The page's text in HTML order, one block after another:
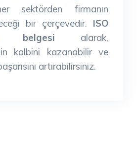
sektörden firmanın
bir çerçevedir. ISO
belgesi alarak,
kalbini kazanabilir ve
artırabilirsiniz.